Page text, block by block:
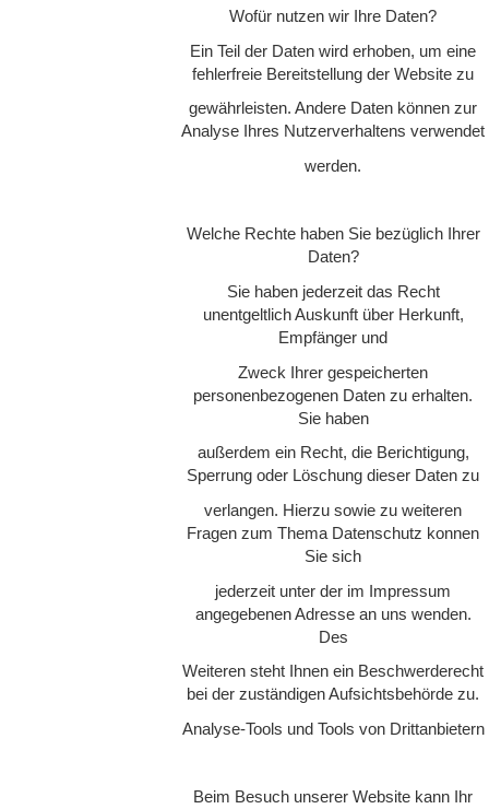
Wofür nutzen wir Ihre Daten?
Ein Teil der Daten wird erhoben, um eine
fehlerfreie Bereitstellung der Website zu
gewährleisten. Andere Daten können zur
Analyse Ihres Nutzerverhaltens verwendet
werden.
Welche Rechte haben Sie bezüglich Ihrer
Daten?
Sie haben jederzeit das Recht
unentgeltlich Auskunft über Herkunft,
Empfänger und
Zweck Ihrer gespeicherten
personenbezogenen Daten zu erhalten.
Sie haben
außerdem ein Recht, die Berichtigung,
Sperrung oder Löschung dieser Daten zu
verlangen. Hierzu sowie zu weiteren
Fragen zum Thema Datenschutz konnen
Sie sich
jederzeit unter der im Impressum
angegebenen Adresse an uns wenden.
Des
Weiteren steht Ihnen ein Beschwerderecht
bei der zuständigen Aufsichtsbehörde zu.
Analyse-Tools und Tools von Drittanbietern
Beim Besuch unserer Website kann Ihr